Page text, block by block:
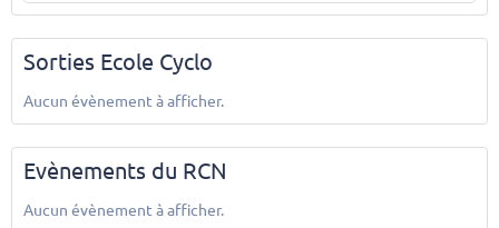
Sorties Ecole Cyclo
Aucun évènement à afficher.
Evènements du RCN
Aucun évènement à afficher.